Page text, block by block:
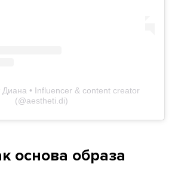
Диана • Influencer & content creator
(@aestheti.di)
основа образа